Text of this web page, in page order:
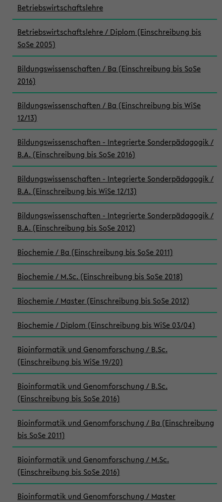
Betriebswirtschaftslehre
Betriebswirtschaftslehre / Diplom (Einschreibung bis
SoSe 2005)
Bildungswissenschaften / Ba (Einschreibung bis SoSe
2016)
Bildungswissenschaften / Ba (Einschreibung bis WiSe
12/13)
Bildungswissenschaften - Integrierte Sonderpädagogik /
B.A. (Einschreibung bis SoSe 2016)
Bildungswissenschaften - Integrierte Sonderpädagogik /
B.A. (Einschreibung bis WiSe 12/13)
Bildungswissenschaften - Integrierte Sonderpädagogik /
B.A. (Einschreibung bis SoSe 2012)
Biochemie / Ba (Einschreibung bis SoSe 2011)
Biochemie / M.Sc. (Einschreibung bis SoSe 2018)
Biochemie / Master (Einschreibung bis SoSe 2012)
Biochemie / Diplom (Einschreibung bis WiSe 03/04)
Bioinformatik und Genomforschung / B.Sc.
(Einschreibung bis WiSe 19/20)
Bioinformatik und Genomforschung / B.Sc.
(Einschreibung bis SoSe 2016)
Bioinformatik und Genomforschung / Ba (Einschreibung
bis SoSe 2011)
Bioinformatik und Genomforschung / M.Sc.
(Einschreibung bis SoSe 2016)
Bioinformatik und Genomforschung / Master